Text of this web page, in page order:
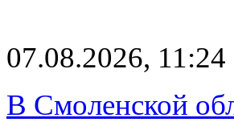
07.08.2026, 11:24
В Смоленской